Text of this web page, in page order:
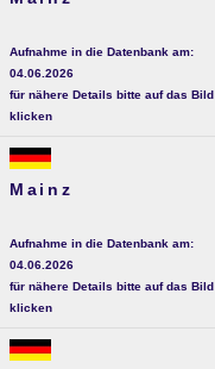
Aufnahme in die Datenbank am:
04.06.2026
für nähere Details bitte auf das Bild
klicken
Mainz
Aufnahme in die Datenbank am:
04.06.2026
für nähere Details bitte auf das Bild
klicken